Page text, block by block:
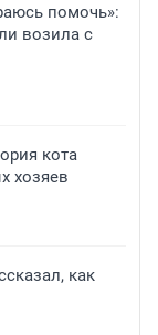
помочь»:
возила с
кота
хозяев
как